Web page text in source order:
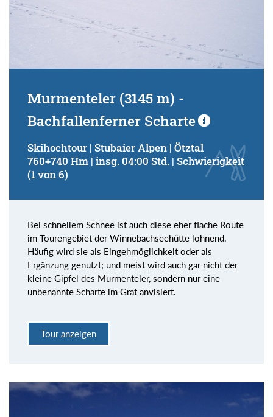
Murmenteler (3145 m) -
Bachfallenferner Scharte
Skihochtour | Stubaier Alpen | Ötztal
760+740 Hm | insg. 04:00 Std. | Schwierigkeit
(1 von 6)
Bei schnellem Schnee ist auch diese eher flache Route
im Tourengebiet der Winnebachseehütte lohnend.
Häufig wird sie als Eingehmöglichkeit oder als
Ergänzung genutzt; und meist wird auch gar nicht der
kleine Gipfel des Murmenteler, sondern nur eine
unbenannte Scharte im Grat anvisiert.
Tour anzeigen